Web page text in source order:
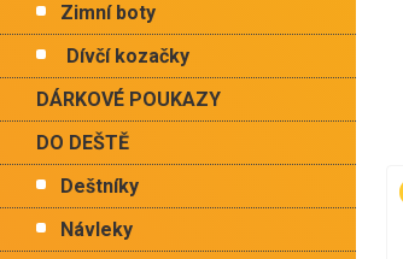
Zimní boty
Dívčí kozačky
DÁRKOVÉ POUKAZY
DO DEŠTĚ
Deštníky
Návleky